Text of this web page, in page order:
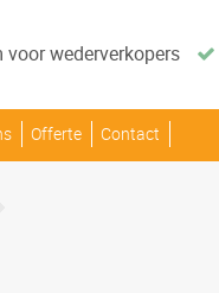
wederverkopers
Offerte Contact